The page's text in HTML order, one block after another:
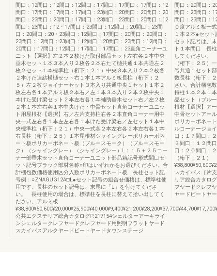
間口：12間口：12間口：12間口：17間口：17間口：17間口：12
間口：17間口：17間口：17間口：23間口：20間口：20間口：20
間口：23間口：20間口：17間口：23間口：23間口：20間口：12
間口：23間口：12・17間口：23間口：12間口：20間口：23間
口：20間口：20・23間口：12間口：17間口：20間口：20間口：
23間口：12間口：23間口：12間口：20間口：23間口：12間口：
20間口：17間口：12間口：17間口：17間口：23直角コーナーユ
ニット【選択】左２本２枚けた取付部品セット左右各２本中央
垂木セット１本３本入り２枚各２本右たて樋共通１本共通左２
枚２セット１本標準柱（桁下：２１）中央３本入り２本２枚各
２本けた連結横樋セット右１本１本アルミ板長柱（桁下：２
５）左２枚ジョイナーセット３本入り共通中央１セット１本２
枚左右各１本アルミ板２本右／左１本３本入り２本２枚中央１
本けた受け梁セット２本左右各１本補助垂木セット右／左２枚
２本１本左右各１本中央けた・中骨セット直角コーナーユニッ
ト用屋根材【選択】右／左片支持柱右各２本直角コーナー用中
央一式左右各１本左左右各１本けた受け梁右／左セット１本中
央標準柱（桁下：２１）中央一式各２本左右各２本左右各１本
右長柱（桁下：２５）１本屋根材シャイングレーポリカーボネ
ート板ポリカーボネート板（ブルースモーク）（ブルースモー
ク）（シャイングレー）（シャイングレー）L：１５＋２５コー
ナー部垂木セット直角コーナーユニット部品箱記号形式間口セ
ット記号ブラック部材名称○印はいずれかをお選びください。合
計梱包数価格使用区分入数ポリカーボネート板 長柱セット記
号例：○ZNAGUG12A□L●セット記号の組合せ価格は、標準柱使
用です。長柱のセット記号は、末尾に「L」を付けてくださ
い。 長柱使用の場合は、標準柱を長柱に替えて拾い出してく
ださい。アルミ板
公共エクステリア総合カタログP.217154シェルターアーキライ
ンシェルタークレフヤードクレフヤード用照明フラットヤード
スカイパスアルクヤードビートヤードタウンステージ
間口：20間口：
間口：23間口：
間口：23間口：
０度アルミ板一
１本２本●セッ
セット記号は、
ト１本間口 長
してください。
（桁下：２５）
号共通１セット
数長柱（桁下：
さい。合計梱包
持柱１本２本１
品セット（ブル
根材【選択】ア
中骨セットアー
ポリカーボネー
ルコーナージョ
口：１７間口：
３間口：１２間
口：２０間口：
（桁下：２１）
スカイパス［片
リア総合カタロ
フヤードクレフ
ヤードビートヤ